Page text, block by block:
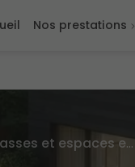
Nos prestations
Création de terrasses et espaces extérieurs